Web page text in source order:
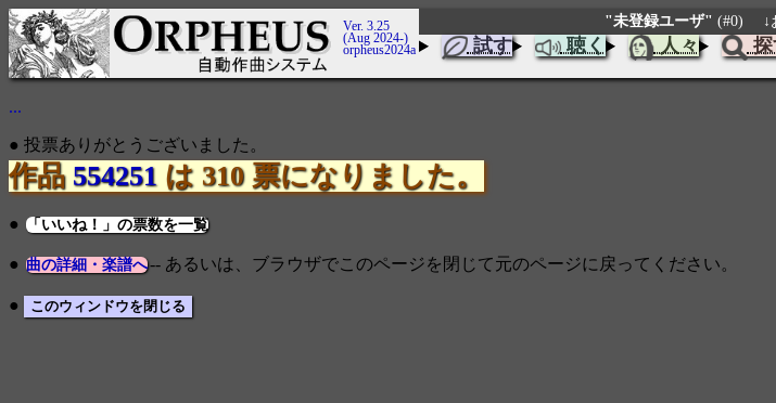
Ver. 3.25
(Aug 2024-)
orpheus2024a
"未登録ユーザ" (#0) ↓
試す 聴く 人々
...
● 投票ありがとうございました。
作品 554251 は 310 票になりました。
● 「いいね！」の票数を一覧
● 曲の詳細・楽譜へ-- あるいは、ブラウザでこのページを閉じて元のページに戻ってください。
●